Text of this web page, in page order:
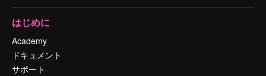
はじめに
Academy
ドキュメント
サポート